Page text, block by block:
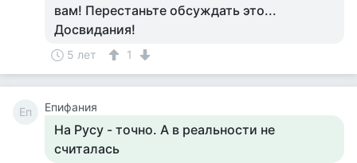
вам! Перестаньте обсуждать это...
Досвидания!
5 лет 1
Еп Епифания
На Русу - точно. А в реальности не
считалась